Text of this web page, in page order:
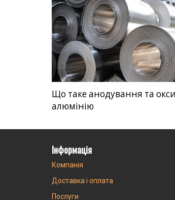
Що таке анодування та
алюмінію
Інформація
Компанія
Доставка і оплата
Послуги